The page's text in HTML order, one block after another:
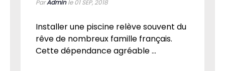
ParAdminle 01SEP, 2018
Installer une piscine relève souvent du
rêve de nombreux famille français.
Cette dépendance agréable ...